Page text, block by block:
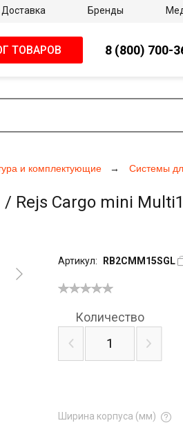
и комплектующие Системы
Rejs Cargo mini
Артикул: RB2CMM15SGL
Ширина корпуса (мм)
Количество
Доставка Бренды
ТОВАРОВ 8 (800) 700-